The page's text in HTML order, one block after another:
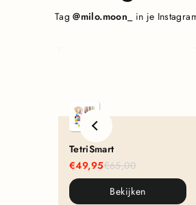
Tag@milo.moon_ in je
TetriSmart
€49,95€65,00
Bekijken